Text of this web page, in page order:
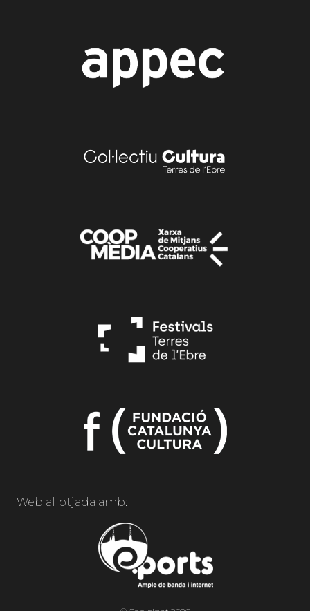
Web allotjada amb: